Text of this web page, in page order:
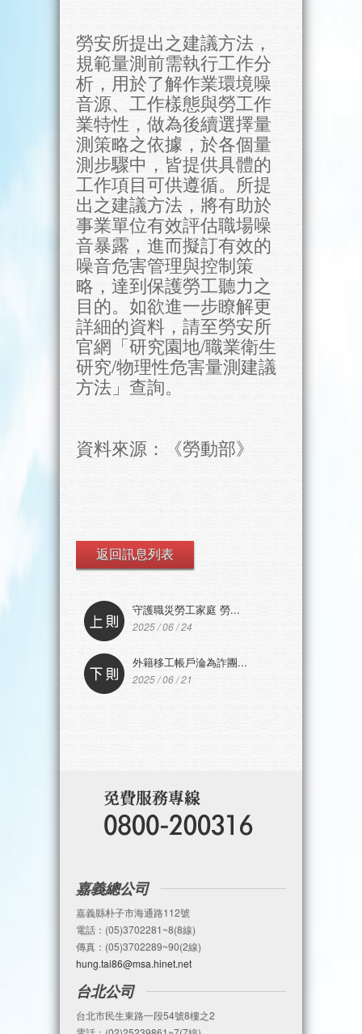
勞安所提出之建議方法，
規範量測前需執行工作分
析，用於了解作業環境噪
音源、工作樣態與勞工作
業特性，做為後續選擇量
測策略之依據，於各個量
測步驟中，皆提供具體的
工作項目可供遵循。所提
出之建議方法，將有助於
事業單位有效評估職場噪
音暴露，進而擬訂有效的
噪音危害管理與控制策
略，達到保護勞工聽力之
目的。如欲進一步瞭解更
詳細的資料，請至勞安所
官網「研究園地/職業衛生
研究/物理性危害量測建議
方法」查詢。
資料來源：《勞動部》
返回訊息列表
守護職災勞工家庭 勞...
2025 / 06 / 24
外籍移工帳戶淪為詐團...
2025 / 06 / 21
嘉義總公司
嘉義縣朴子市海通路112號
電話：(05)3702281~8(8線)
傳真：(05)3702289~90(2線)
hung.tai86@msa.hinet.net
台北公司
台北市民生東路一段54號8樓之2